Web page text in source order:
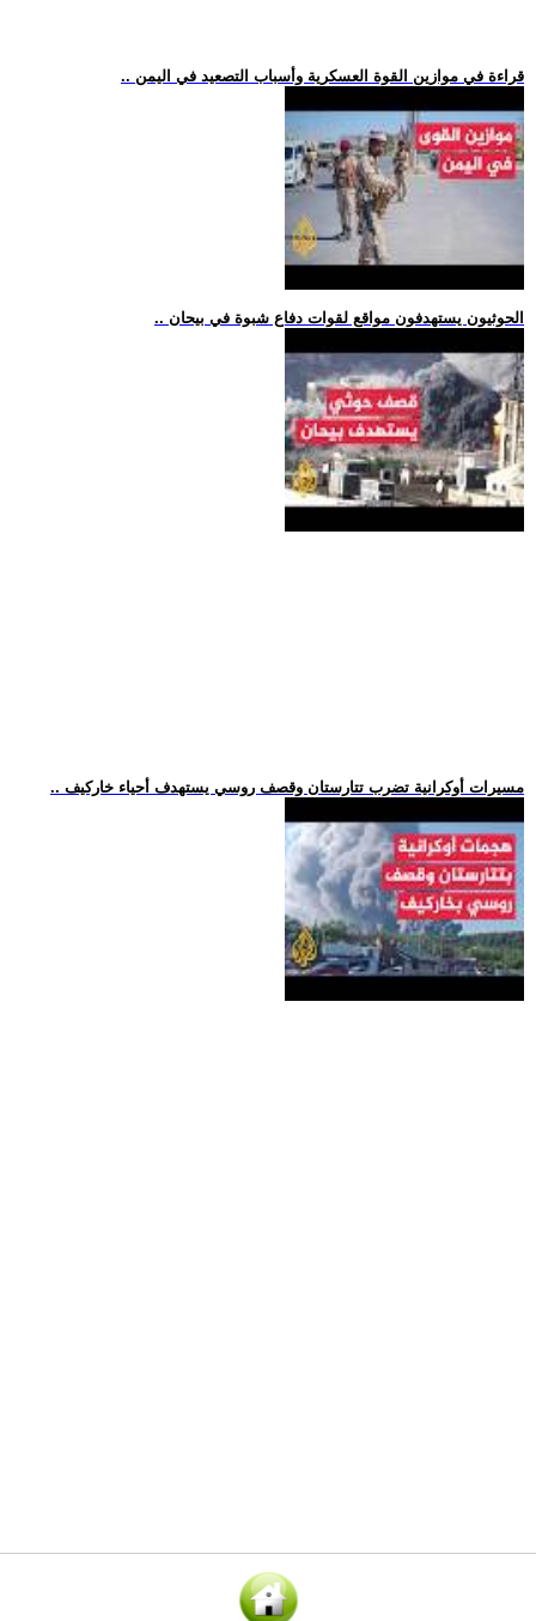
.. قراءة في موازين القوة العسكرية وأسباب التصعيد في اليمن
.. الحوثيون يستهدفون مواقع لقوات دفاع شبوة في بيحان
.. مسيرات أوكرانية تضرب تتارستان وقصف روسي يستهدف أحياء خاركيف